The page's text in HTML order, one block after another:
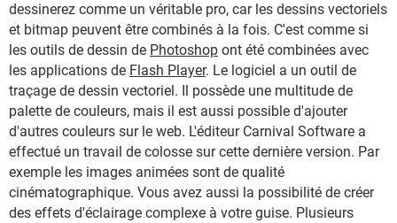
dessinerez comme un véritable pro, car les dessins vectoriels
et bitmap peuvent être combinés à la fois. C'est comme si
les outils de dessin de Photoshop ont été combinées avec
les applications de Flash Player. Le logiciel a un outil de
traçage de dessin vectoriel. Il possède une multitude de
palette de couleurs, mais il est aussi possible d'ajouter
d'autres couleurs sur le web. L'éditeur Carnival Software a
effectué un travail de colosse sur cette dernière version. Par
exemple les images animées sont de qualité
cinématographique. Vous avez aussi la possibilité de créer
des effets d'éclairage complexe à votre guise. Plusieurs